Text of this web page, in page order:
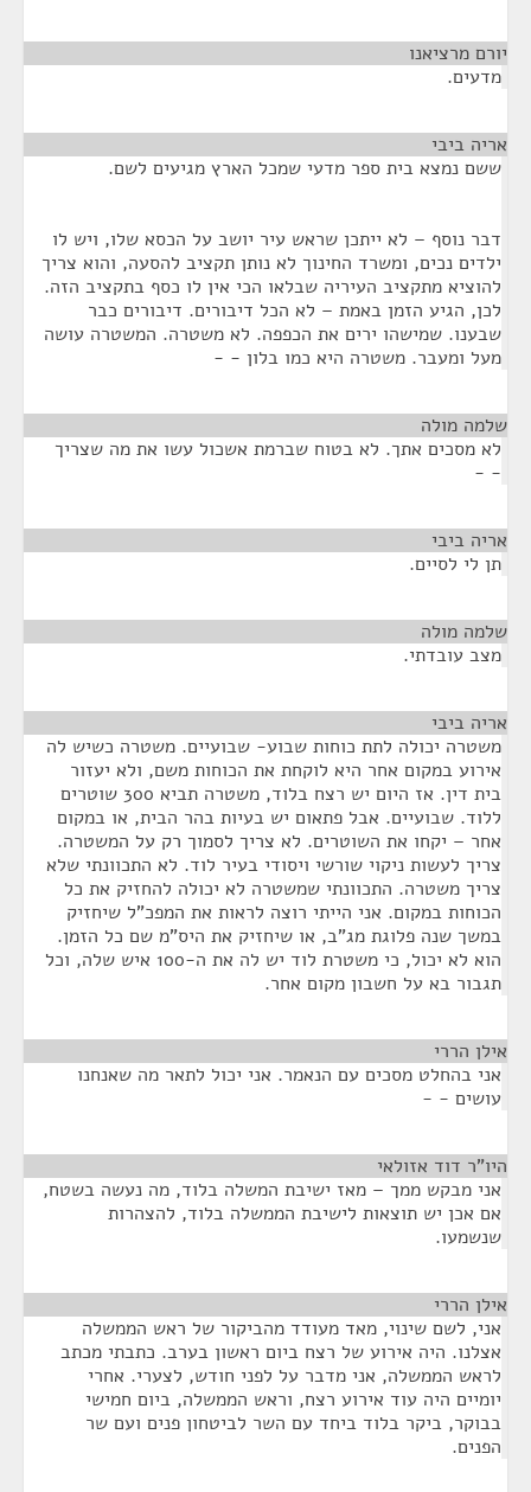
יורם מרציאנו
מדעים.
אריה ביבי
ששם נמצא בית ספר מדעי שמכל הארץ מגיעים לשם.
דבר נוסף – לא ייתכן שראש עיר יושב על הכסא שלו, ויש לו
ילדים נכים, ומשרד החינוך לא נותן תקציב להסעה, והוא צריך
להוציא מתקציב העיריה שבלאו הכי אין לו כסף בתקציב הזה.
לכן, הגיע הזמן באמת – לא הכל דיבורים. דיבורים כבר
שבענו. שמישהו ירים את הכפפה. לא משטרה. המשטרה עושה
מעל ומעבר. משטרה היא כמו בלון - -
שלמה מולה
לא מסכים אתך. לא בטוח שברמת אשכול עשו את מה שצריך
- -
אריה ביבי
תן לי לסיים.
שלמה מולה
מצב עובדתי.
אריה ביבי
משטרה יכולה לתת כוחות שבוע- שבועיים. משטרה כשיש לה
אירוע במקום אחר היא לוקחת את הכוחות משם, ולא יעזור
בית דין. אז היום יש רצח בלוד, משטרה תביא 300 שוטרים
ללוד. שבועיים. אבל פתאום יש בעיות בהר הבית, או במקום
אחר – יקחו את השוטרים. לא צריך לסמוך רק על המשטרה.
צריך לעשות ניקוי שורשי ויסודי בעיר לוד. לא התכוונתי שלא
צריך משטרה. התכוונתי שמשטרה לא יכולה להחזיק את כל
הכוחות במקום. אני הייתי רוצה לראות את המפכ"ל שיחזיק
במשך שנה פלוגת מג"ב, או שיחזיק את היס"מ שם כל הזמן.
הוא לא יכול, כי משטרת לוד יש לה את ה-100 איש שלה, וכל
תגבור בא על חשבון מקום אחר.
אילן הררי
אני בהחלט מסכים עם הנאמר. אני יכול לתאר מה שאנחנו
עושים - -
היו"ר דוד אזולאי
אני מבקש ממך – מאז ישיבת המשלה בלוד, מה נעשה בשטח,
אם אכן יש תוצאות לישיבת הממשלה בלוד, להצהרות
שנשמעו.
אילן הררי
אני, לשם שינוי, מאד מעודד מהביקור של ראש הממשלה
אצלנו. היה אירוע של רצח ביום ראשון בערב. כתבתי מכתב
לראש הממשלה, אני מדבר על לפני חודש, לצערי. אחרי
יומיים היה עוד אירוע רצח, וראש הממשלה, ביום חמישי
בבוקר, ביקר בלוד ביחד עם השר לביטחון פנים ועם שר
הפנים.